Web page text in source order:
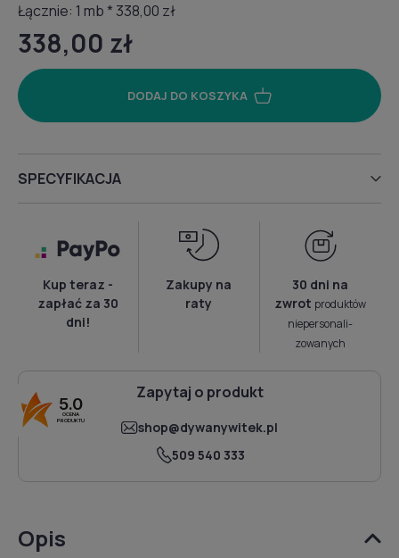
Łącznie: 1 mb * 338,00 zł
338,00 zł
DODAJ DO KOSZYKA
SPECYFIKACJA
Kup teraz -
zapłać za 30
dni!
Zakupy na
raty
30 dni na
zwrot produktów
niepersonali­
zowanych
Zapytaj o produkt
shop@dywanywitek.pl
509 540 333
Opis
5.0
OCENA
PRODUKTU